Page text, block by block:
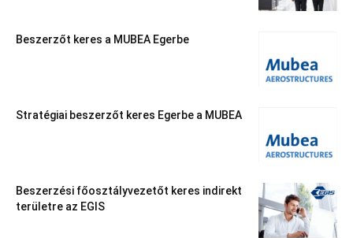
Beszerzőt keres a MUBEA Egerbe
Stratégiai beszerzőt keres Egerbe a MUBEA
Beszerzési főosztályvezetőt keres indirekt
területre az EGIS